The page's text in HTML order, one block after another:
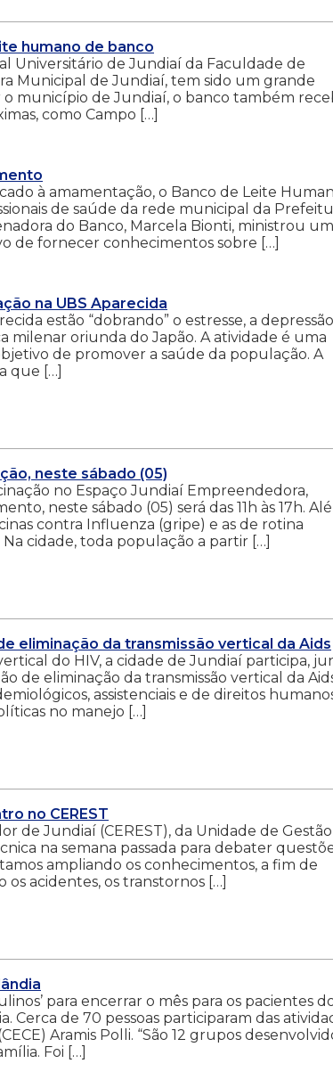
humano de banco
Universitário de Jundiaí da Faculdade de
Municipal de Jundiaí, tem sido um grande
município de Jundiaí, o banco também
como Campo […]
à amamentação, o Banco de Leite
de saúde da rede municipal da
do Banco, Marcela Bionti, ministrou
de fornecer conhecimentos sobre […]
na UBS Aparecida
estão “dobrando” o estresse, a
milenar oriunda do Japão. A atividade é uma
de promover a saúde da população. A
que […]
neste sábado (05)
no Espaço Jundiaí Empreendedora,
neste sábado (05) será das 11h às 17h.
contra Influenza (gripe) e as de rotina
cidade, toda população a partir […]
eliminação da transmissão vertical da Aids
do HIV, a cidade de Jundiaí participa,
de eliminação da transmissão vertical da
assistenciais e de direitos
no manejo […]
no CEREST
de Jundiaí (CEREST), da Unidade de
na semana passada para debater
ampliando os conhecimentos, a fim de
os acidentes, os transtornos […]
para encerrar o mês para os pacientes
Cerca de 70 pessoas participaram das
Aramis Polli. “São 12 grupos
Foi […]